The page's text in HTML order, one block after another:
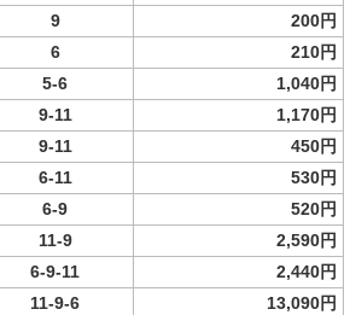
9
200円
6
210円
5-6
1,040円
9-11 1,170円
9-11
450円
6-11
530円
6-9
520円
11-9
2,590円
6-9-11
2,440円
11-9-6 13,090円